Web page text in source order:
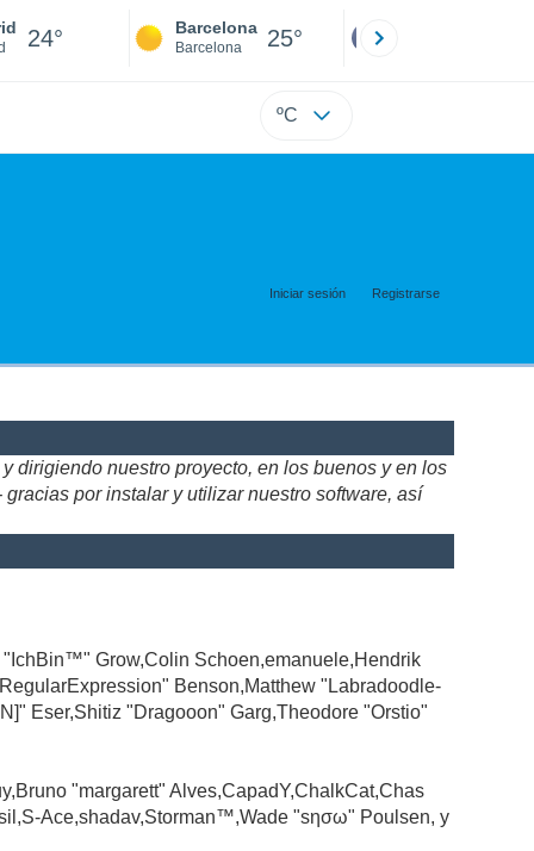
24° Barcelona
Barcelona 25°
ºC
Iniciar sesión Registrarse
dirigiendo nuestro proyecto, en los buenos y en los
por instalar y utilizar nuestro software, así
Grow,Colin Schoen,emanuele,Hendrik
Benson,Matthew "Labradoodle-
Eser,Shitiz "Dragooon" Garg,Theodore "Orstio"
"margarett" Alves,CapadY,ChalkCat,Chas
Ace,shadav,Storman™,Wade "sησω" Poulsen, y